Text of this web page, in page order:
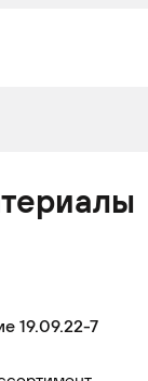
19.09.22-7